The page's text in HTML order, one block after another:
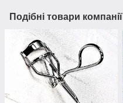
Подібні товари компанії